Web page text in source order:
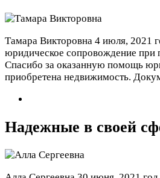
Тамара Викторовна 4 июля, 2021
юридическое сопровождение при
Спасибо за оказанную помощь
приобретена недвижимость.
Надежные в своей